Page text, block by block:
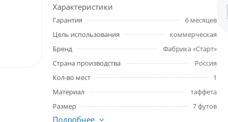
Характеристики
Гарантия
6 месяцев
Цель использования
коммерческая
Бренд
Фабрика «Старт»
Страна производства
Россия
Кол-во мест
1
Материал
таффета
Размер
7 футов
Подробнее